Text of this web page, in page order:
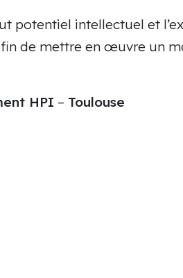
potentiel intellectuel et
de mettre en œuvre un
HPI – Toulouse